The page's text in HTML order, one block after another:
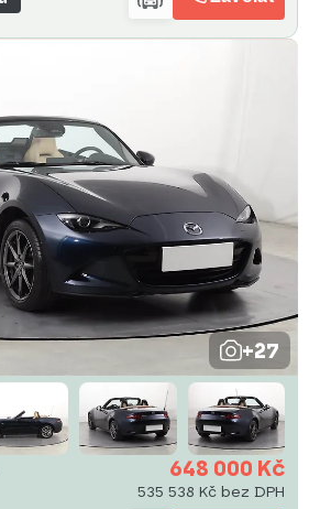
+27
648 000 Kč
535 538 Kč bez DPH